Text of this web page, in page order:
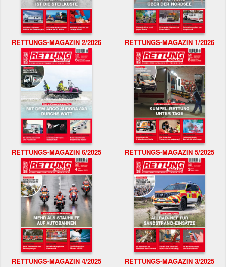
RETTUNGS-MAGAZIN 2/2026 RETTUNGS-MAGAZIN 1/2026
RETTUNGS-MAGAZIN 6/2025 RETTUNGS-MAGAZIN 5/2025
RETTUNGS-MAGAZIN 4/2025 RETTUNGS-MAGAZIN 3/2025